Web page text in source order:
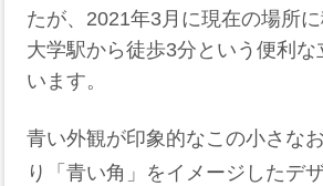
たが、2021年3月に現在の場所
大学駅から徒歩3分という便利な
います。
青い外観が印象的なこの小さな
り「青い角」をイメージしたデ